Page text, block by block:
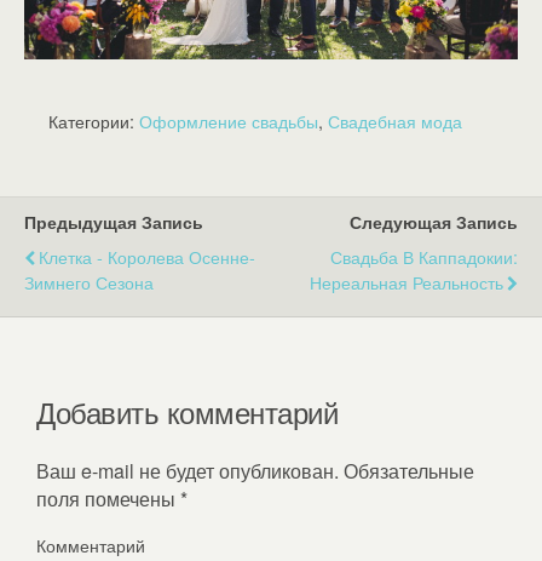
Категории: Оформление свадьбы, Свадебная мода
Предыдущая Запись
Клетка - Королева Осенне-
Зимнего Сезона
Следующая Запись
Свадьба В Каппадокии:
Нереальная Реальность
Добавить комментарий
Ваш e-mail не будет опубликован. Обязательные
поля помечены *
Комментарий